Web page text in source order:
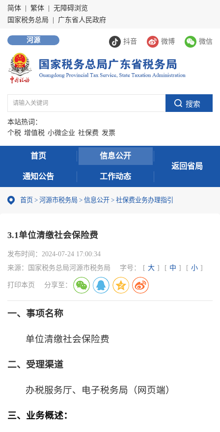
简体 繁体
无障碍浏览
国家税务总局
广东省人民政府
抖音 微博 微信
河源
本站热词：
个税 增值税 小微企业 社保费 发票
首页 信息公开
通知公告 工作动态
返回省局
首页 > 河源市税务局 > 信息公开 > 社保费业务办理指引
3.1单位清缴社会保险费
发布时间： 2024-07-24 17:00:34
来源：
国家税务总局河源市税务局 字号： [ 大 ] [ 中 ] [ 小 ]
打印本页 分享至：
一、事项名称
单位清缴社会保险费
二、受理渠道
办税服务厅、电子税务局（网页端）
三、业务概述：